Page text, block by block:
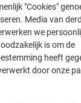
Meer
Pak
Vanaf 3 Pakken
Excl. btw
"Cookies"
Media van
we
is om de
heeft
door onze